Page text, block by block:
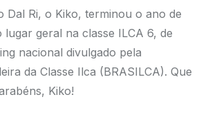
Dal Ri, o Kiko, terminou o ano de
geral na classe ILCA 6, de
nacional divulgado pela
da Classe Ilca (BRASILCA). Que
Kiko!